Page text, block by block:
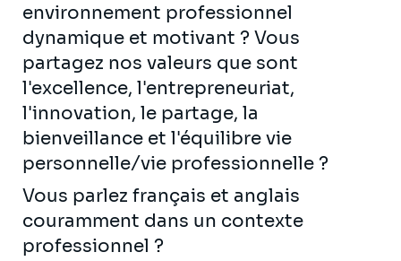
environnement professionnel
dynamique et motivant ? Vous
partagez nos valeurs que sont
l'excellence, l'entrepreneuriat,
l'innovation, le partage, la
bienveillance et l'équilibre vie
personnelle/vie professionnelle ?
Vous parlez français et anglais
couramment dans un contexte
professionnel ?